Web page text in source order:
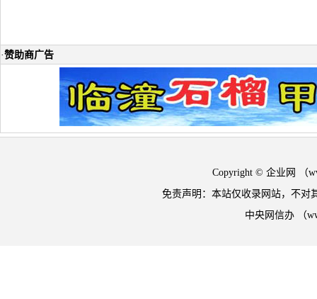
·赞助商广告
Copyright © 企业网 （
免责声明：本站仅收录网站，不对
中央网信办 （